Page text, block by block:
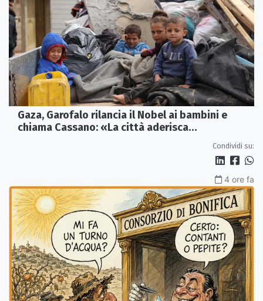
Gaza, Garofalo rilancia il Nobel ai bambini e
chiama Cassano: «La città aderisca
Condividi su:
4 ore fa